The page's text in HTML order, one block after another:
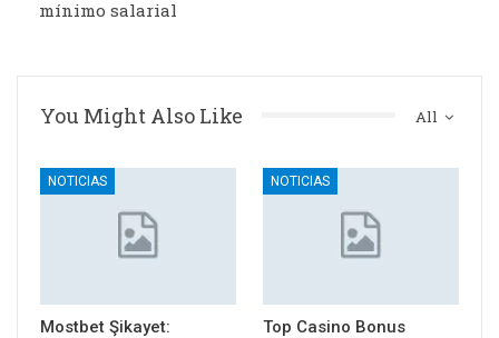
mínimo salarial
All
You Might Also Like
NOTICIAS
Mostbet Şikayet:
NOTICIAS
Top Casino Bonus